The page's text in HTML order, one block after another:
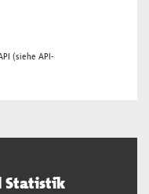
(siehe API-
Statistik